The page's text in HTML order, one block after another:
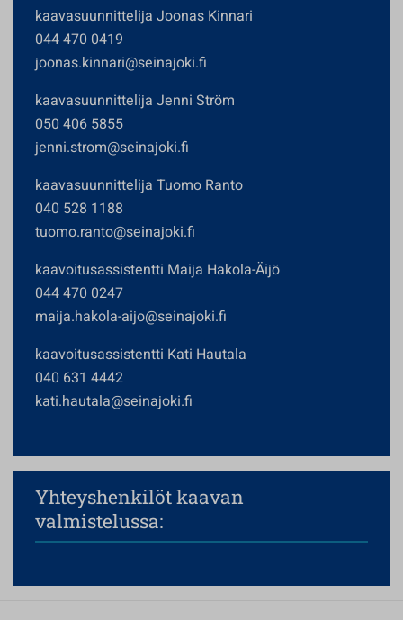
kaavasuunnittelija Joonas Kinnari
044 470 0419
joonas.kinnari@seinajoki.fi
kaavasuunnittelija Jenni Ström
050 406 5855
jenni.strom@seinajoki.fi
kaavasuunnittelija Tuomo Ranto
040 528 1188
tuomo.ranto@seinajoki.fi
kaavoitusassistentti Maija Hakola-Äijö
044 470 0247
maija.hakola-aijo@seinajoki.fi
kaavoitusassistentti Kati Hautala
040 631 4442
kati.hautala@seinajoki.fi
Yhteyshenkilöt kaavan
valmistelussa: